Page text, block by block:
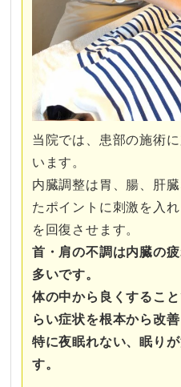
当院では、患部の施術
います。
内臓調整は胃、腸、肝
たポイントに刺激を入
を回復させます。
首・肩の不調は内臓の
多いです。
体の中から良くするこ
らい症状を根本から改善
特に夜眠れない、眠り
す。